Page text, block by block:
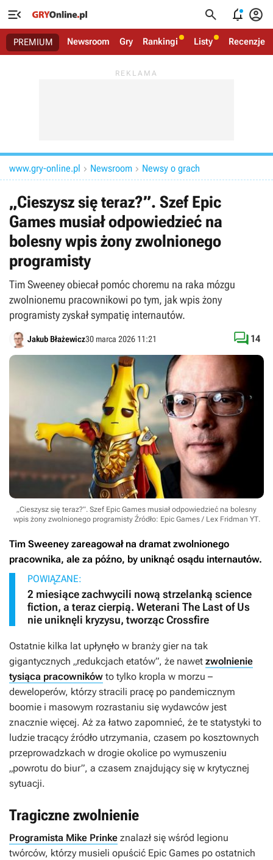
   
PREMIUM Newsroom Gry Rankingi Listy Recenzje
www.gry-online.pl  Newsroom  Newsy o grach
„Cieszysz się teraz?”. Szef Epic
Games musiał odpowiedzieć na
bolesny wpis żony zwolnionego
programisty
Tim Sweeney obiecał pomóc choremu na raka mózgu
zwolnionemu pracownikowi po tym, jak wpis żony
programisty zyskał sympatię internautów.
Jakub Błażewicz30 marca 2026 11:21  14
„Cieszysz się teraz?”. Szef Epic Games musiał odpowiedzieć na bolesny
wpis żony zwolnionego programisty Źródło: Epic Games / Lex Fridman YT.
Tim Sweeney zareagował na dramat zwolnionego
pracownika, ale za późno, by uniknąć osądu internautów.
POWIĄZANE:
2 miesiące zachwycili nową strzelanką science
fiction, a teraz cierpią. Weterani The Last of Us
nie uniknęli kryzysu, tworząc Crossfire
Ostatnie kilka lat upłynęło w branży gier na tak
gigantycznych „redukcjach etatów”, że nawet zwolnienie
tysiąca pracowników to tylko kropla w morzu –
deweloperów, którzy stracili pracę po pandemicznym
boomie i masowym rozrastaniu się wydawców jest
znacznie więcej. Aż za łatwo zapomnieć, że te statystyki to
ludzie tracący źródło utrzymania, czasem po kosztownych
przeprowadzkach w drogie okolice po wymuszeniu
„powrotu do biur”, a czasem znajdujący się w krytycznej
sytuacji.
Tragiczne zwolnienie
Programista Mike Prinke znalazł się wśród legionu
twórców, którzy musieli opuścić Epic Games po ostatnich